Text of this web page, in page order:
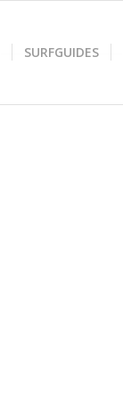
SURFGUIDES